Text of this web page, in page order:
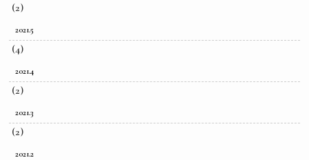
(2)
2021.5
(4)
2021.4
(2)
2021.3
(2)
2021.2